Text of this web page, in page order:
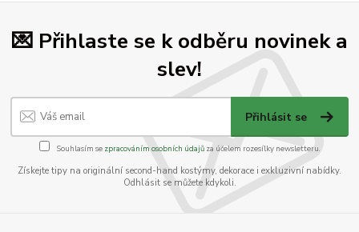
💌 Přihlaste se k odběru novinek a
slev!
Přihlásit se
Souhlasím se zpracováním osobních údajůza účelem rozesílky newsletteru.
Získejte tipy na originální second-hand kostýmy, dekorace i exkluzivní nabídky.
Odhlásit se můžete kdykoli.